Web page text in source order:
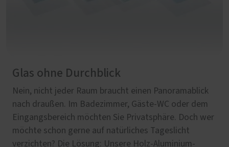
Glas ohne Durchblick
Nein, nicht jeder Raum braucht einen Panoramablick
nach draußen. Im Badezimmer, Gäste-WC oder dem
Eingangsbereich möchten Sie Privatsphäre. Doch wer
möchte schon gerne auf natürliches Tageslicht
verzichten? Die Lösung: Unsere Holz-Aluminium-